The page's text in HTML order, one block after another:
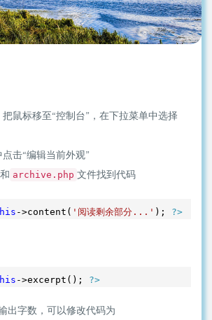
鼠标移至“控制台”，在下拉菜单中选择
击“编辑当前外观”
和 archive.php 文件找到代码
->content( '阅读剩余部分...' ); ?>
->excerpt(); ?>
出字数，可以修改代码为